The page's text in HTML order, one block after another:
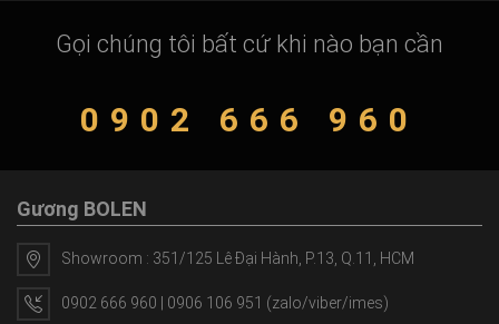
Gọi chúng tôi bất cứ khi nào bạn cần
0902 666 960
Gương BOLEN
Showroom : 351/125 Lê Đại Hành, P.13, Q.11, HCM
0902 666 960 | 0906 106 951 (zalo/viber/imes)